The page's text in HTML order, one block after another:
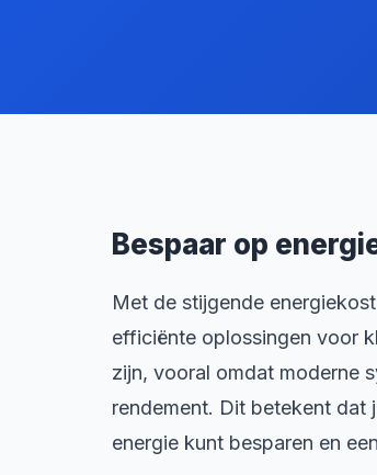
Bespaar op
Met de stijgende
efficiënte oplossingen voor
zijn, vooral omdat moderne
rendement. Dit betekent dat
energie kunt besparen en